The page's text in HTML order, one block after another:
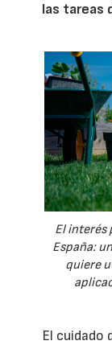
las tareas
El interés
España:
quiere
El cuidado